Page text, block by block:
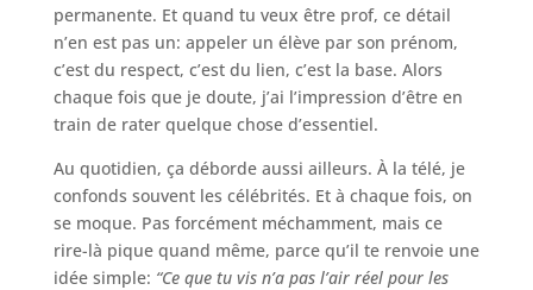
permanente. Et quand tu veux être prof, ce détail
n’en est pas un: appeler un élève par son prénom,
c’est du respect, c’est du lien, c’est la base. Alors
chaque fois que je doute, j’ai l’impression d’être en
train de rater quelque chose d’essentiel.
Au quotidien, ça déborde aussi ailleurs. À la télé, je
confonds souvent les célébrités. Et à chaque fois, on
se moque. Pas forcément méchamment, mais ce
rire-là pique quand même, parce qu’il te renvoie une
idée simple: “Ce que tu vis n’a pas l’air réel pour les